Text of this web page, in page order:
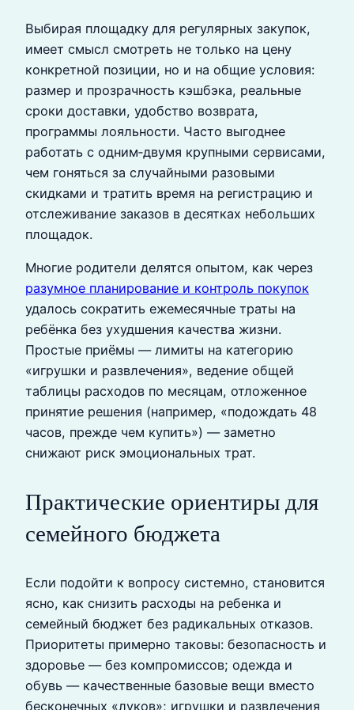
Выбирая площадку для регулярных закупок,
имеет смысл смотреть не только на цену
конкретной позиции, но и на общие условия:
размер и прозрачность кэшбэка, реальные
сроки доставки, удобство возврата,
программы лояльности. Часто выгоднее
работать с одним‑двумя крупными сервисами,
чем гоняться за случайными разовыми
скидками и тратить время на регистрацию и
отслеживание заказов в десятках небольших
площадок.
Многие родители делятся опытом, как через
разумное планирование и контроль покупок
удалось сократить ежемесячные траты на
ребёнка без ухудшения качества жизни.
Простые приёмы — лимиты на категорию
«игрушки и развлечения», ведение общей
таблицы расходов по месяцам, отложенное
принятие решения (например, «подождать 48
часов, прежде чем купить») — заметно
снижают риск эмоциональных трат.
Практические ориентиры для
семейного бюджета
Если подойти к вопросу системно, становится
ясно, как снизить расходы на ребенка и
семейный бюджет без радикальных отказов.
Приоритеты примерно таковы: безопасность и
здоровье — без компромиссов; одежда и
обувь — качественные базовые вещи вместо
бесконечных «луков»; игрушки и развлечения